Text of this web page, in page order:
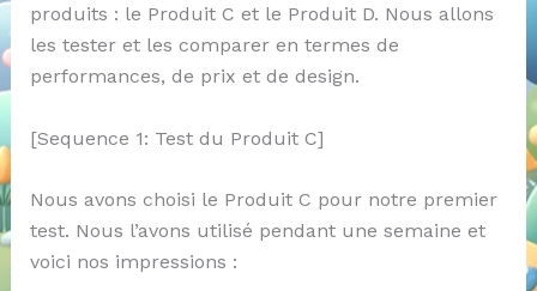
produits : le Produit C et le Produit D. Nous allons
les tester et les comparer en termes de
performances, de prix et de design.
[Sequence 1: Test du Produit C]
Nous avons choisi le Produit C pour notre premier
test. Nous l’avons utilisé pendant une semaine et
voici nos impressions :